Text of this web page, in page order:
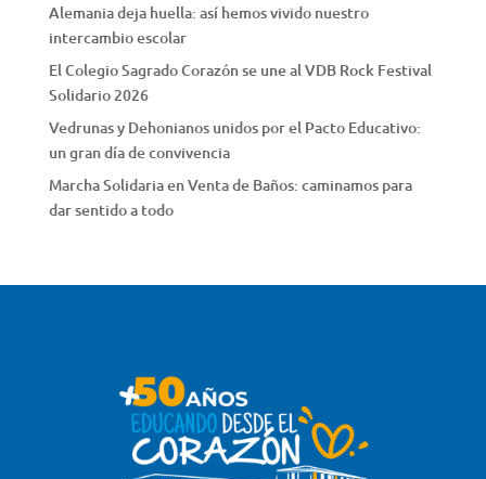
Alemania deja huella: así hemos vivido nuestro
intercambio escolar
El Colegio Sagrado Corazón se une al VDB Rock Festival
Solidario 2026
Vedrunas y Dehonianos unidos por el Pacto Educativo:
un gran día de convivencia
Marcha Solidaria en Venta de Baños: caminamos para
dar sentido a todo